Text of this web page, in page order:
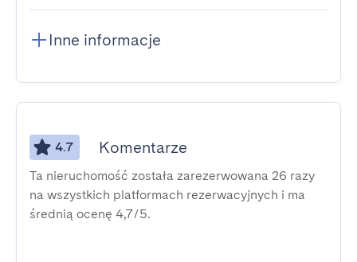
Inne informacje
4.7 Komentarze
Ta nieruchomość została zarezerwowana 26 razy
na wszystkich platformach rezerwacyjnych i ma
średnią ocenę 4,7/5.